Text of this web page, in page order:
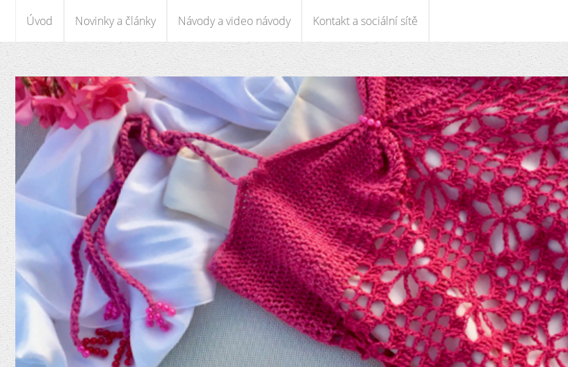
Úvod Novinky a články Návody a video návody Kontakt a sociální sítě